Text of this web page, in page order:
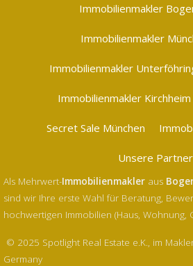
Immobilienmakler
Immobilienmakler
Immobilienmakler
Immobilienmakler
Secret Sale München
Unsere Partner
Als Mehrwert-Immobilienmakler aus
sind wir Ihre erste Wahl für Beratung,
hochwertigen Immobilien (Haus, Wohnung,
© 2025 Spotlight Real Estate e.K., im
Germany